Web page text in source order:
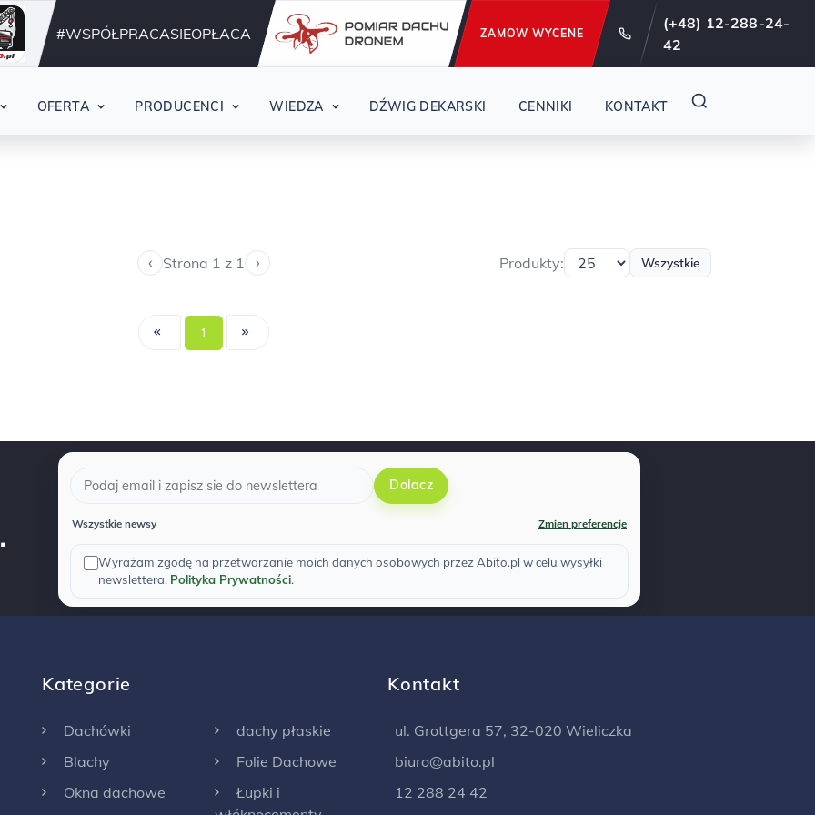
Działamy nieprzerwanie od 29 lat !
#WSPÓŁPRACASIEOPŁACA ZAMOW WYCENE
(+48) 12-288-24-
42
OFERTA PRODUCENCI WIEDZA DŹWIG DEKARSKI CENNIKI KONTAKT
‹ Strona 1 z 1 › Produkty: Wszystkie
1
Dolacz
Wszystkie newsy Zmien preferencje
Wyrażam zgodę na przetwarzanie moich danych osobowych przez Abito.pl w celu wysyłki
newslettera. Polityka Prywatności.
Kategorie
Dachówki
Blachy
Okna dachowe
dachy płaskie
Folie Dachowe
Łupki i
Kontakt
ul. Grottgera 57, 32-020 Wieliczka
biuro@abito.pl
12 288 24 42